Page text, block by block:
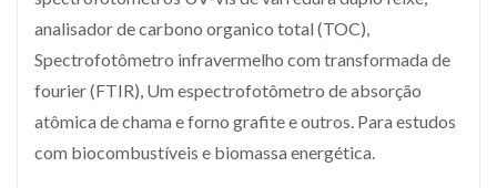
analisador de carbono organico total (TOC),
Spectrofotômetro infravermelho com transformada de
fourier (FTIR), Um espectrofotômetro de absorção
atômica de chama e forno grafite e outros. Para estudos
com biocombustíveis e biomassa energética.